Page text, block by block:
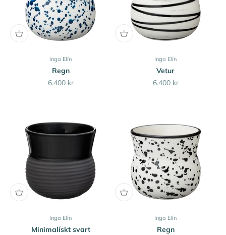
Inga Elín
Regn
Sale price
6.400 kr
Inga Elín
Vetur
Sale price
6.400 kr
Inga Elín
Minimalískt svart
Inga Elín
Regn